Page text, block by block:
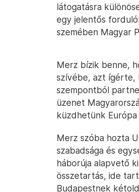
látogatásra
egy jelentős
szemében Magyar
Merz bízik benne,
szívébe, azt ígérte,
szempontból
üzenet
küzdhetünk
Merz szóba hozta
szabadsága és
háborúja alapvető
összetartás, ide
Budapestnek